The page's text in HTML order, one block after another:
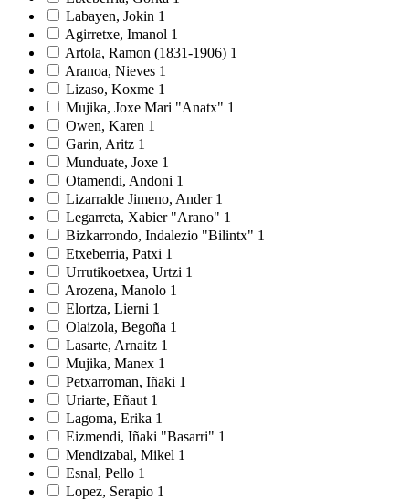
Labayen, Jokin 1
Agirretxe, Imanol 1
Artola, Ramon (1831-1906) 1
Aranoa, Nieves 1
Lizaso, Koxme 1
Mujika, Joxe Mari "Anatx" 1
Owen, Karen 1
Garin, Aritz 1
Munduate, Joxe 1
Otamendi, Andoni 1
Lizarralde Jimeno, Ander 1
Legarreta, Xabier "Arano" 1
Bizkarrondo, Indalezio "Bilintx" 1
Etxeberria, Patxi 1
Urrutikoetxea, Urtzi 1
Arozena, Manolo 1
Elortza, Lierni 1
Olaizola, Begoña 1
Lasarte, Arnaitz 1
Mujika, Manex 1
Petxarroman, Iñaki 1
Uriarte, Eñaut 1
Lagoma, Erika 1
Eizmendi, Iñaki "Basarri" 1
Mendizabal, Mikel 1
Esnal, Pello 1
Lopez, Serapio 1